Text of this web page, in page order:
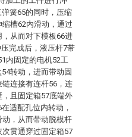
簧65的同时，压缩
槽62内滑动，通过
从而对下模板66进
完成后，液压杆7带
内固定的电机52工
转动，进而带动固
连接有连杆56，连
且固定箱57底端外
适配孔位内转动，
，从而带动脱模杆
贯通穿过固定箱57